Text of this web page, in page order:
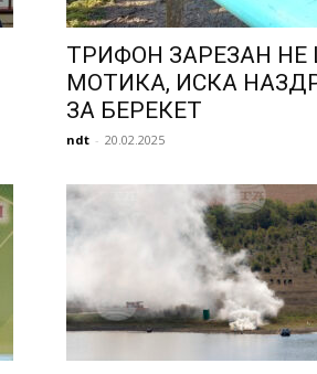
ТРИФОН ЗАРЕЗАН НЕ
МОТИКА, ИСКА
ЗА БЕРЕКЕТ
ndt - 20.02.2025